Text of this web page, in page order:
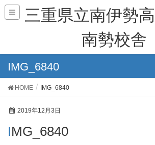
三重県立南伊勢
南勢校舎
IMG_6840
HOME IMG_6840
2019年12月3日
IMG_6840